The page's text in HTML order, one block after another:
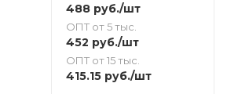
488руб./шт
ОПТ от 5 тыс.
452 руб./шт
ОПТ от 15 тыс.
415.15руб./шт